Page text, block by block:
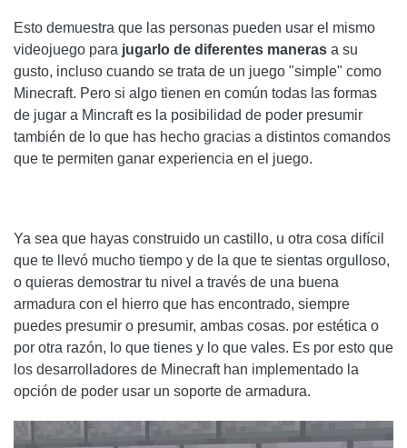
Esto demuestra que las personas pueden usar el mismo
videojuego para jugarlo de diferentes maneras a su
gusto, incluso cuando se trata de un juego "simple" como
Minecraft. Pero si algo tienen en común todas las formas
de jugar a Mincraft es la posibilidad de poder presumir
también de lo que has hecho gracias a distintos comandos
que te permiten ganar experiencia en el juego.
Ya sea que hayas construido un castillo, u otra cosa difícil
que te llevó mucho tiempo y de la que te sientas orgulloso,
o quieras demostrar tu nivel a través de una buena
armadura con el hierro que has encontrado, siempre
puedes presumir o presumir, ambas cosas. por estética o
por otra razón, lo que tienes y lo que vales. Es por esto que
los desarrolladores de Minecraft han implementado la
opción de poder usar un soporte de armadura.